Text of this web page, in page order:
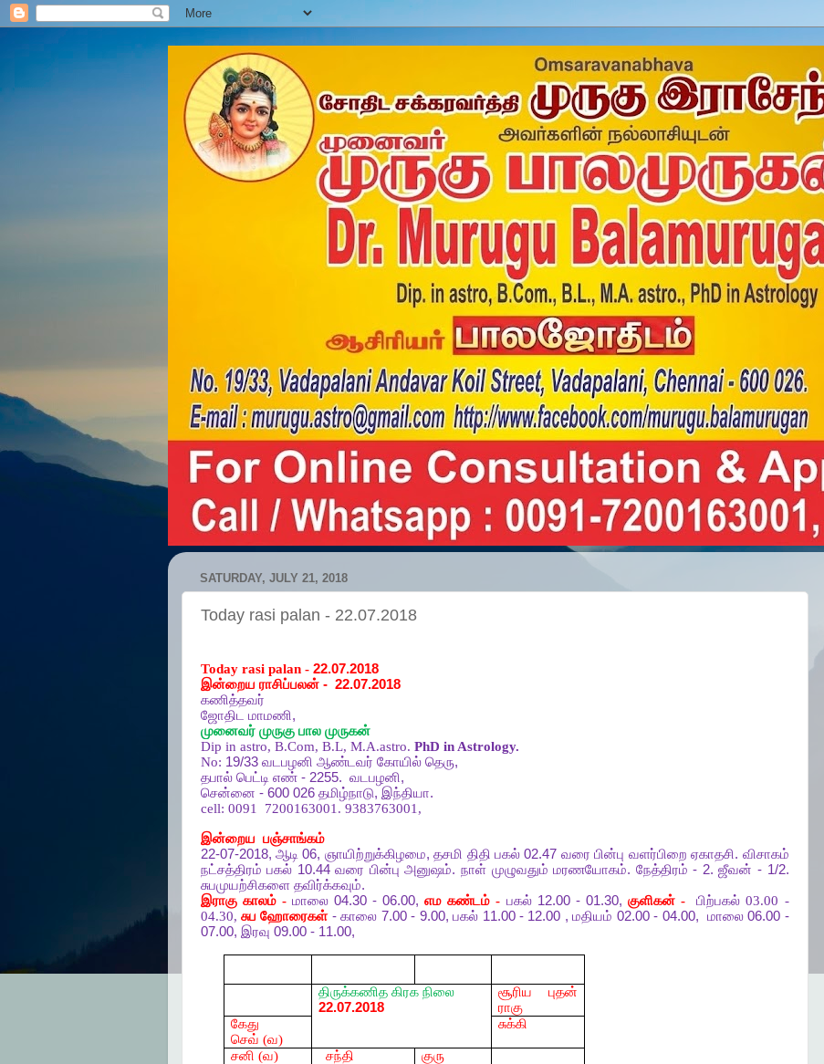
SATURDAY, JULY 21, 2018
Today rasi palan - 22.07.2018
Today rasi palan - 22.07.2018
இன்றைய ராசிப்பலன் - 22.07.2018
கணித்தவர்
ஜோதிட
மாமணி,
முனைவர் முருகு பால முருகன்
Dip in astro, B.Com, B.L, M.A.astro. PhD in Astrology.
No: 19/33 வடபழனி ஆண்டவர் கோயில் தெரு,
தபால் பெட்டி எண்- 2255. வடபழனி,
சென்னை - 600 026 தமிழ்நாடு, இந்தியா.
cell: 0091 7200163001. 9383763001,
இன்றைய பஞ்சாங்கம்
22-07-2018, ஆடி 06, ஞாயிற்றுக்கிழமை,தசமி திதி பகல் 02.47 வரை பின்பு வளர்பிறை ஏகாதசி. விசாகம்
நட்சத்திரம் பகல் 10.44வரை பின்பு அனுஷம். நாள் முழுவதும் மரணயோகம். நேத்திரம் - 2.ஜீவன் - 1/2.
சுபமுயற்சிகளை தவிர்க்கவும்.
இராகு காலம் - மாலை04.30 - 06.00,எம கண்டம் - பகல்12.00 - 01.30, குளிகன் -
பிற்பகல் 03.00 -
04.30, சுப ஹோரைகள்-காலை 7.00 - 9.00,பகல் 11.00 - 12.00 ,மதியம் 02.00 - 04.00, மாலை06.00 -
07.00, இரவு 09.00 - 11.00,
திருக்கணித கிரக நிலை
22.07.2018
சூரிய புதன்
ராகு
கேது
செவ் (வ)
சுக்கி
சனி (வ) சந்தி குரு